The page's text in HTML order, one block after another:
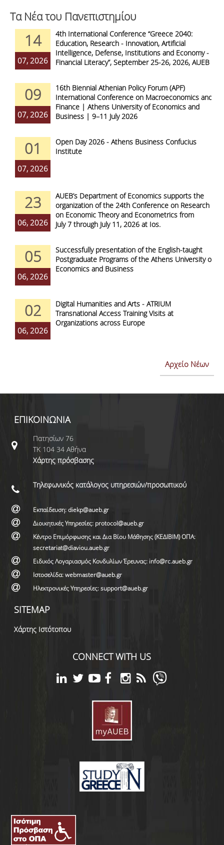
Τα Νέα του Πανεπιστημίου
14
07, 2026
4th International Conference “Greece 2040:
Education, Research - Innovation, Artificial
Intelligence, Defense, Institutions and Economy -
Financial Literacy”, September 25-26, 2026, AUEB
09
07, 2026
16th Biennial Athenian Policy Forum (APF)
International Conference on Macroeconomics and
Finance | Athens University of Economics and
Business | 9–11 July 2026
01
07, 2026
Open Day 2026 - Athens Business Confucius
Institute
23
06, 2026
AUEB’s Department of Economics supports the
organization of the 24th Conference on Research
on Economic Theory and Econometrics from
July 7 through July 11, 2026 at Ios.
05
06, 2026
Successfully presentation of the English-taught
Postgraduate Programs of the Athens University of
Economics and Business
02
06, 2026
Digital Humanities and Arts - ATRIUM
Transnational Access Training Visits at
Organizations across Europe
Αρχείο Νέων
ΕΠΙΚΟΙΝΩΝΙΑ
Πατησίων 76
ΤΚ 104 34 Αθήνα
Χάρτης πρόσβασης
Τηλεφωνικός κατάλογος υπηρεσιών/προσωπικού
Εκπαίδευση: diekp@aueb.gr
Διοικητικές Υπηρεσίες: protocol@aueb.gr
Κέντρο Επιμόρφωσης και Δια Βίου Μάθησης (ΚΕΔΙΒΙΜ) ΟΠΑ:
secretariat@diaviou.aueb.gr
Ειδικός Λογαριασμός Κονδυλίων Έρευνας: info@rc.aueb.gr
Ιστοσελίδα: webmaster@aueb.gr
Ηλεκτρονικές Υπηρεσίες: support@aueb.gr
SITEMAP
Χάρτης Ιστότοπου
CONNECT WITH US